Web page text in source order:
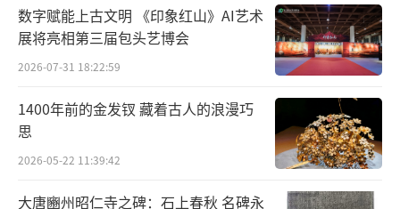
开的是心底的热爱与坚守。这份热爱源于对传
统文化的认同、对昆曲艺术的敬畏，源于对前
辈先贤的感恩和对肩负使命的信仰，正是这份
热爱，可抵岁月漫长，在大浪淘沙中不忘初
心、坚守前行。纵览古今，戏曲迎来了传承发
展的最好时期，年轻一代的戏曲工作者要乘势
数字赋能上古文明 《印象红山》AI艺术
展将亮相第三届包头艺博会
2026-07-31 18:22:59
1400年前的金发钗 藏着古人的浪漫巧
思
2026-05-22 11:39:42
大唐豳州昭仁寺之碑：石上春秋 名碑永